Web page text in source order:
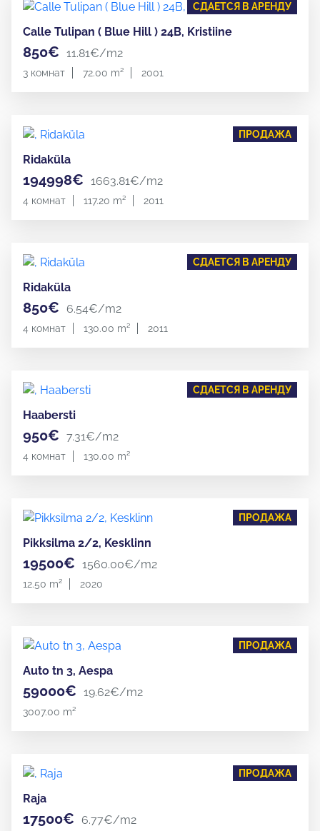
СДАЕТСЯ В АРЕНДУ
Calle Tulipan ( Blue Hill ) 24B, Kristiine
850€ 11.81€/m2
3 комнат 72.00 m² 2001
ПРОДАЖА
Ridaküla
194998€ 1663.81€/m2
4 комнат 117.20 m² 2011
СДАЕТСЯ В АРЕНДУ
Ridaküla
850€ 6.54€/m2
4 комнат 130.00 m² 2011
СДАЕТСЯ В АРЕНДУ
Haabersti
950€ 7.31€/m2
4 комнат 130.00 m²
ПРОДАЖА
Pikksilma 2/2, Kesklinn
19500€ 1560.00€/m2
12.50 m² 2020
ПРОДАЖА
Auto tn 3, Aespa
59000€ 19.62€/m2
3007.00 m²
ПРОДАЖА
Raja
17500€ 6.77€/m2